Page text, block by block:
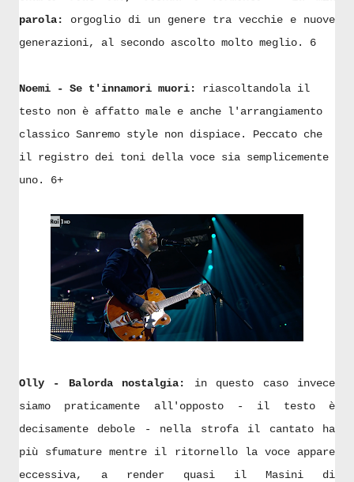
parola:
orgoglio di un genere tra vecchie e nuove
generazioni, al secondo ascolto molto meglio. 6
Noemi - Se t'innamori muori:
riascoltandola il
testo non è affatto male e anche l'arrangiamento
classico Sanremo style non dispiace. Peccato che
il registro dei toni della voce sia semplicemente
uno. 6+
Olly - Balorda nostalgia:
in questo caso invece
siamo praticamente all'opposto - il testo è
decisamente debole - nella strofa il cantato ha
più sfumature mentre il ritornello la voce appare
eccessiva, a render quasi il Masini di